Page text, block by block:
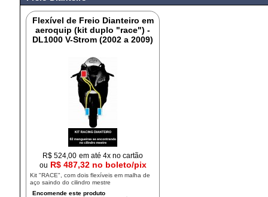
Flexível de Freio Dianteiro em
aeroquip (kit duplo "race") -
DL1000 V-Strom (2002 a 2009)
R$524,00 em até 4x no cartão
ou R$ 487,32 no boleto/pix
Kit "RACE", com dois flexíveis em malha de
aço saindo do cilindro mestre